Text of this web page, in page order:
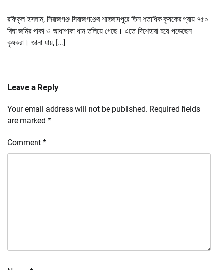
রফিকুল ইসলাম, সিরাজগঞ্জ সিরাজগঞ্জের শাহজাদপুরে তিন শতাধিক কৃষকের প্রায় ৭৫০
বিঘা জমির পাকা ও আধাপাকা ধান তলিয়ে গেছে। এতে দিশেহারা হয়ে পড়েছেন
কৃষকরা। জানা যায়, […]
Leave a Reply
Your email address will not be published. Required fields
are marked *
Comment *